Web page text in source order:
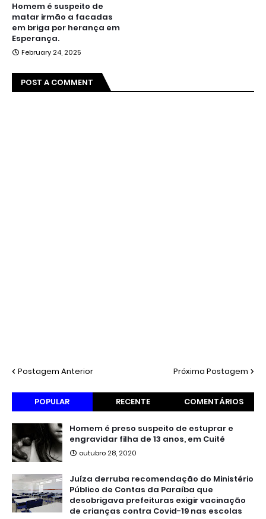
Homem é suspeito de
matar irmão a facadas
em briga por herança em
Esperança.
February 24, 2025
POST A COMMENT
Postagem Anterior Próxima Postagem
POPULAR RECENTE COMENTÁRIOS
Homem é preso suspeito de estuprar e
engravidar filha de 13 anos, em Cuité
outubro 28, 2020
Juíza derruba recomendação do Ministério
Público de Contas da Paraíba que
desobrigava prefeituras exigir vacinação
de crianças contra Covid-19 nas escolas